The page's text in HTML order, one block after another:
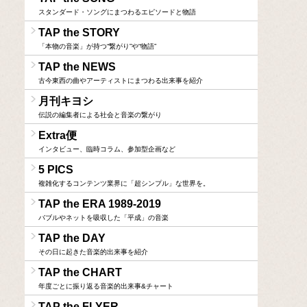
スタンダード・ソングにまつわるエピソードと物語
TAP the STORY
「本物の音楽」が持つ“繋がり”や“物語”
TAP the NEWS
古今東西の曲やアーティストにまつわる出来事を紹介
月刊キヨシ
伝説の編集者による社会と音楽の繋がり
Extra便
インタビュー、臨時コラム、参加型企画など
5 PICS
複雑化するコンテンツ業界に「超シンプル」な世界を。
TAP the ERA 1989-2019
バブルやネットを吸収した「平成」の音楽
TAP the DAY
その日に起きた音楽的出来事を紹介
TAP the CHART
年度ごとに振り返る音楽的出来事&チャート